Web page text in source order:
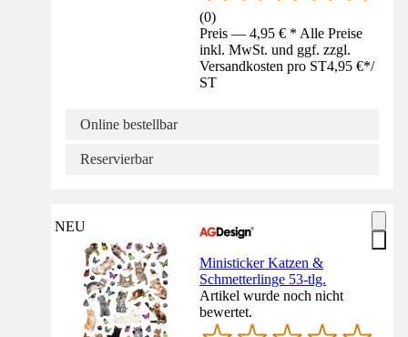
(0)
Preis — 4,95 € * Alle Preise
inkl. MwSt. und ggf. zzgl.
Versandkosten pro ST4,95 €*/
ST
Online bestellbar
Reservierbar
NEU
Ministicker Katzen &
Schmetterlinge 53-tlg.
Artikel wurde noch nicht
bewertet.